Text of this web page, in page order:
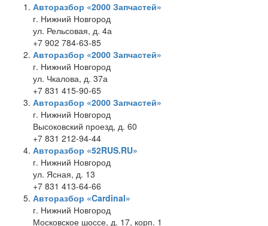
Авторазбор «2000 Запчастей»
г. Нижний Новгород
ул. Рельсовая, д. 4а
+7 902 784-63-85
Авторазбор «2000 Запчастей»
г. Нижний Новгород
ул. Чкалова, д. 37а
+7 831 415-90-65
Авторазбор «2000 Запчастей»
г. Нижний Новгород
Высоковский проезд, д. 60
+7 831 212-94-44
Авторазбор «52RUS.RU»
г. Нижний Новгород
ул. Ясная, д. 13
+7 831 413-64-66
Авторазбор «Cardinal»
г. Нижний Новгород
Московское шоссе, д. 17, корп. 1